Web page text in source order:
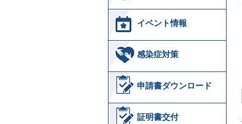
イベント情報
感染症対策
申請書ダウンロード
証明書交付